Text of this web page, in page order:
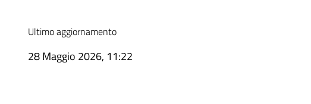
Ultimo aggiornamento
28 Maggio 2026, 11:22